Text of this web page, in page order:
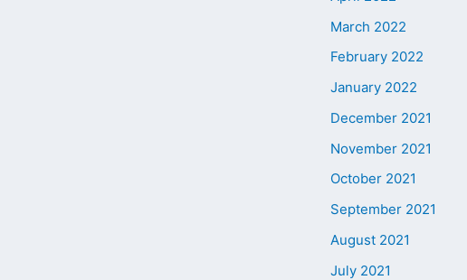
March 2022
February 2022
January 2022
December 2021
November 2021
October 2021
September 2021
August 2021
July 2021